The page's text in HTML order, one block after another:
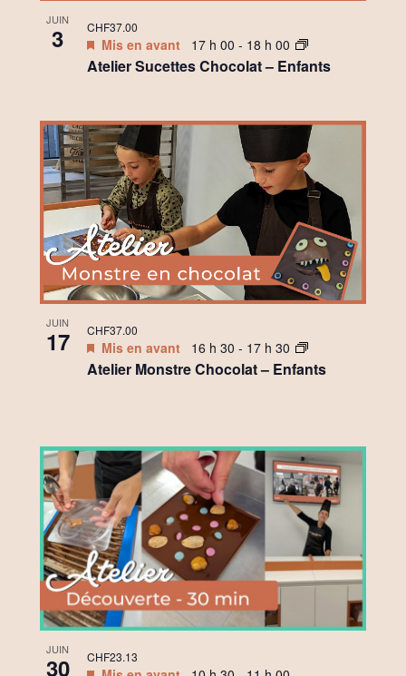
JUIN
3
Atelier Sucettes Chocolat – Enfants
Mis en avant 17 h 00 - 18 h 00
CHF37.00
JUIN
17
Atelier Monstre Chocolat – Enfants
Mis en avant 16 h 30 - 17 h 30
CHF37.00
JUIN
30 CHF23.13